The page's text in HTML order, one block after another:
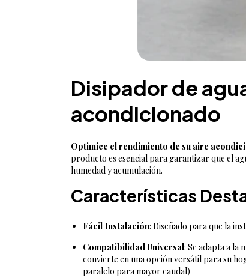
Disipador de
acondicionado
Optimice el rendimiento de su aire
producto es esencial para garantizar que el
humedad y acumulación.
Características
Fácil Instalación: Diseñado para que la
Compatibilidad Universal: Se adapta a la
convierte en una opción versátil para su
paralelo para mayor caudal)